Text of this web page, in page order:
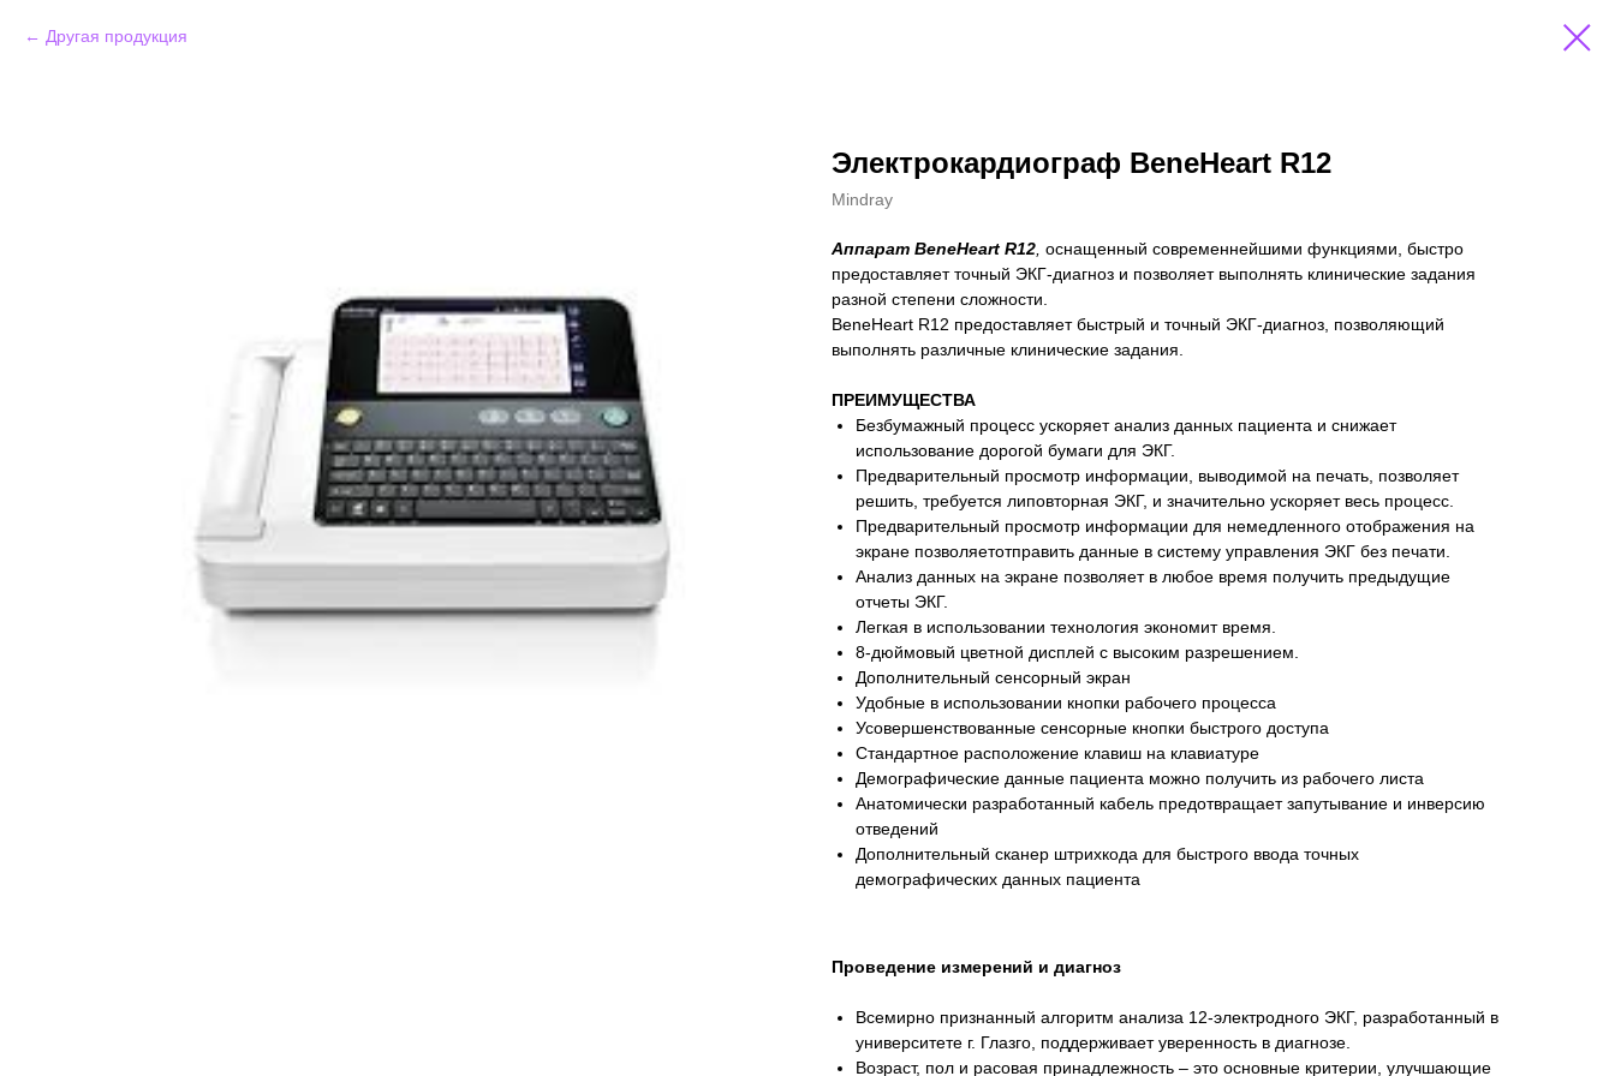
Другая продукция
Электрокардиограф BeneHeart R12
Mindray
Аппарат BeneHeart R12 оснащенный современнейшими функциями, быстро
предоставляет точный ЭКГ-диагноз и позволяет выполнять клинические задания
разной степени сложности.
BeneHeart R12 предоставляет быстрый и точный ЭКГ-диагноз, позволяющий
выполнять различные клинические задания.
ПРЕИМУЩЕСТВА
Безбумажный процесс ускоряет анализ данных пациента и снижает
использование дорогой бумаги для ЭКГ.
Предварительный просмотр информации, выводимой на печать, позволяет
решить, требуется липовторная ЭКГ, и значительно ускоряет весь процесс.
Предварительный просмотр информации для немедленного отображения на
экране позволяетотправить данные в систему управления ЭКГ без печати.
Анализ данных на экране позволяет в любое время получить предыдущие
отчеты ЭКГ.
Легкая в использовании технология экономит время.
8-дюймовый цветной дисплей с высоким разрешением.
Дополнительный сенсорный экран
Удобные в использовании кнопки рабочего процесса
Усовершенствованные сенсорные кнопки быстрого доступа
Стандартное расположение клавиш на клавиатуре
Демографические данные пациента можно получить из рабочего листа
Анатомически разработанный кабель предотвращает запутывание и инверсию
отведений
Дополнительный сканер штрихкода для быстрого ввода точных
демографических данных пациента
Проведение измерений и диагноз
Всемирно признанный алгоритм анализа 12-электродного ЭКГ, разработанный в
университете г. Глазго, поддерживает уверенность в диагнозе.
Возраст, пол и расовая принадлежность – это основные критерии, улучшающие